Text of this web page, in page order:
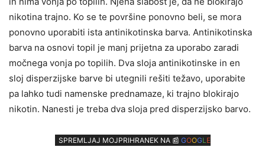
nikotina trajno. Ko se te površine ponovno beli, se mora
ponovno uporabiti ista antinikotinska barva. Antinikotinska
barva na osnovi topil je manj prijetna za uporabo zaradi
močnega vonja po topilih. Dva sloja antinikotinske in en
sloj disperzijske barve bi utegnili rešiti težavo, uporabite
pa lahko tudi namenske prednamaze, ki trajno blokirajo
nikotin. Nanesti je treba dva sloja pred disperzijsko barvo.
SPREMLJAJ MOJPRIHRANEK NA 📰 GOOGL E